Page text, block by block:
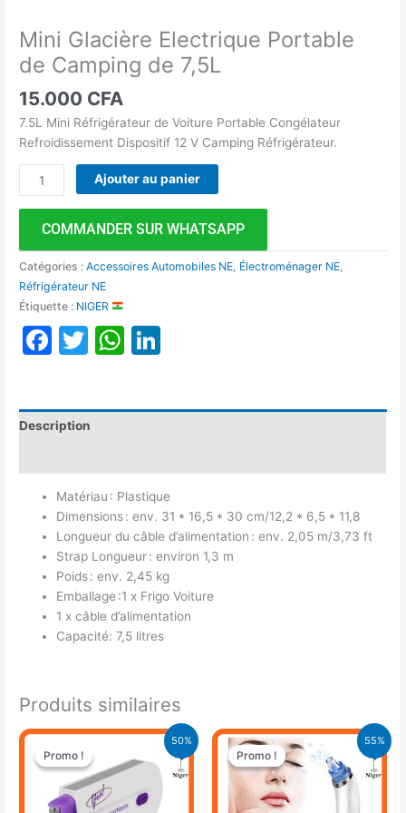
Mini Glacière Electrique Portable
de Camping de 7,5L
15.000 CFA
7.5L Mini Réfrigérateur de Voiture Portable Congélateur
Refroidissement Dispositif 12 V Camping Réfrigérateur.
Ajouter au panier
COMMANDER SUR WHATSAPP
Catégories :Accessoires Automobiles NE, Électroménager NE,
Réfrigérateur NE
Étiquette : NIGER
Facebook
TwitterWhatsApp
Description
Matériau : Plastique
Dimensions : env. 31 * 16,5 * 30 cm/12,2 * 6,5 * 11,8
Longueur du câble d’alimentation : env. 2,05 m/3,73 ft
Strap Longueur : environ 1,3 m
Poids : env. 2,45 kg
Emballage :1 x Frigo Voiture
1 x câble d’alimentation
Capacité: 7,5 litres
Produits similaires
50%
Promo !
Promo !
Le
prix
initial
était :
13.000 CFA.
Le
actuel
est :
6.500 CFA.
55%
Promo !
Promo !
Le
prix
initial
était :
19.900 CFA.
Le
actuel
est :
8.900 CFA.